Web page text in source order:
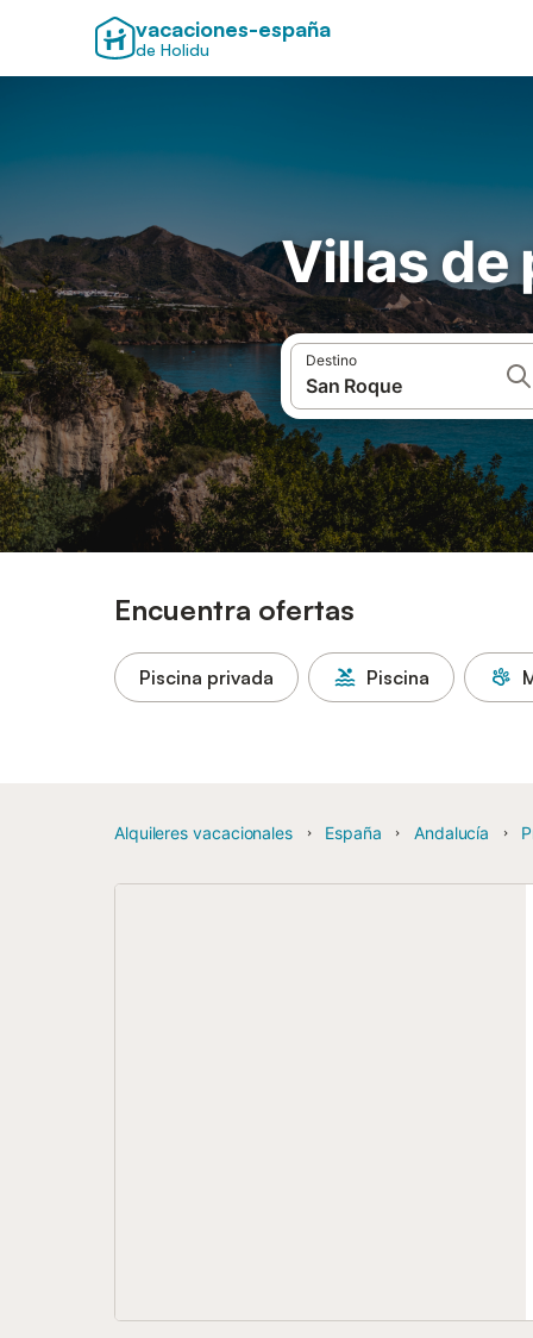
vacaciones-españa
de Holidu
Villas de
Destino
Encuentra ofertas
Piscina privada Piscina
Alquileres vacacionales España Andalucía